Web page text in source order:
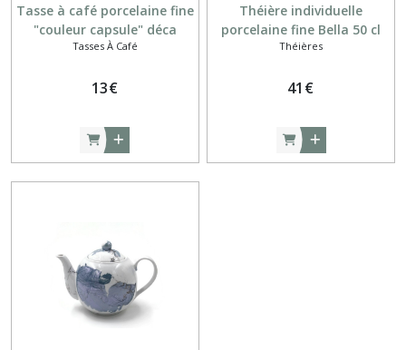
Tasse à café porcelaine fine
"couleur capsule" déca
Tasses À Café
13€
Théière individuelle
porcelaine fine Bella 50 cl
Théières
41 €